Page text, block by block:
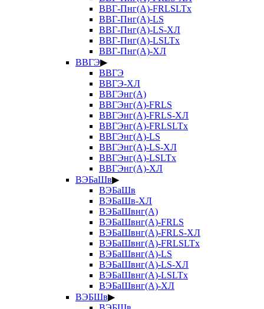
ВВГ-Пнг(А)-FRLSLTx
ВВГ-Пнг(А)-LS
ВВГ-Пнг(А)-LS-ХЛ
ВВГ-Пнг(А)-LSLTx
ВВГ-Пнг(А)-ХЛ
ВВГЭ▶
ВВГЭ
ВВГЭ-ХЛ
ВВГЭнг(А)
ВВГЭнг(А)-FRLS
ВВГЭнг(А)-FRLS-ХЛ
ВВГЭнг(А)-FRLSLTx
ВВГЭнг(А)-LS
ВВГЭнг(А)-LS-ХЛ
ВВГЭнг(А)-LSLTx
ВВГЭнг(А)-ХЛ
ВЭБаШв▶
ВЭБаШв
ВЭБаШв-ХЛ
ВЭБаШвнг(А)
ВЭБаШвнг(А)-FRLS
ВЭБаШвнг(А)-FRLS-ХЛ
ВЭБаШвнг(А)-FRLSLTx
ВЭБаШвнг(А)-LS
ВЭБаШвнг(А)-LS-ХЛ
ВЭБаШвнг(А)-LSLTx
ВЭБаШвнг(А)-ХЛ
ВЭБШв▶